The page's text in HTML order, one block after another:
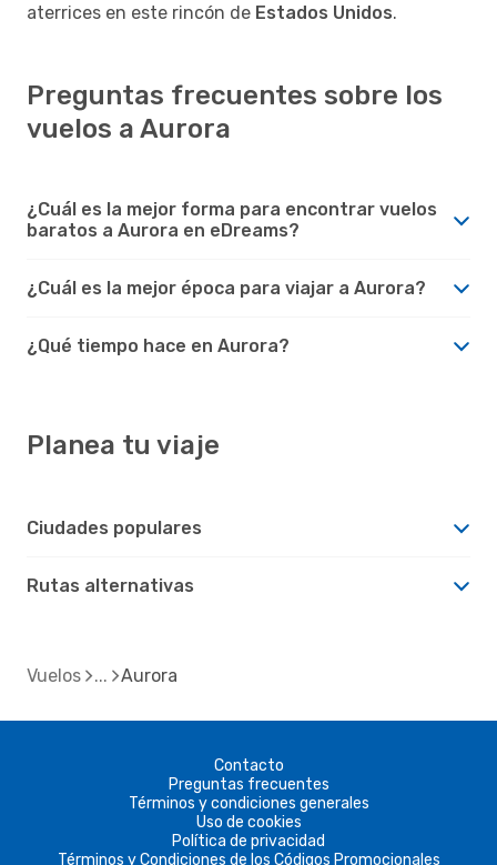
aterrices en este rincón de Estados Unidos.
Preguntas frecuentes sobre los
vuelos a Aurora
¿Cuál es la mejor forma para encontrar vuelos
baratos a Aurora en eDreams?
¿Cuál es la mejor época para viajar a Aurora?
¿Qué tiempo hace en Aurora?
Planea tu viaje
Ciudades populares
Rutas alternativas
Vuelos Aurora
Contacto
Preguntas frecuentes
Términos y condiciones generales
Uso de cookies
Política de privacidad
Términos y Condiciones de los Códigos Promocionales